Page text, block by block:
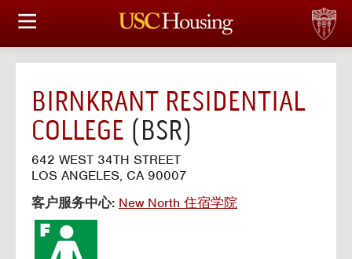
住房选择
财务实事资讯
服务
会议资讯
BIRNKRANT RESIDENTIAL
COLLEGE (BSR)
642 WEST 34TH STREET
LOS ANGELES, CA 90007
客户服务中心: New North 住宿学院